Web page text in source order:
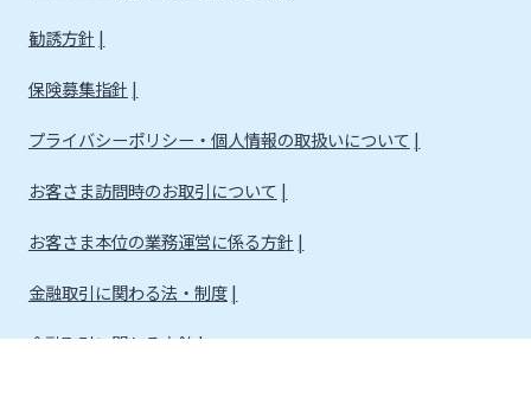
勧誘方針
保険募集指針
プライバシーポリシー・個人情報の取扱いについて
お客さま訪問時のお取引について
お客さま本位の業務運営に係る方針
金融取引に関わる法・制度
金融取引に関わる方針